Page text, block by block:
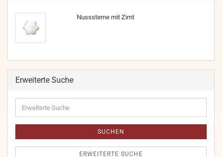
Nusssterne mit Zimt
Erweiterte Suche
Suche
SUCHEN
ERWEITERTE SUCHE